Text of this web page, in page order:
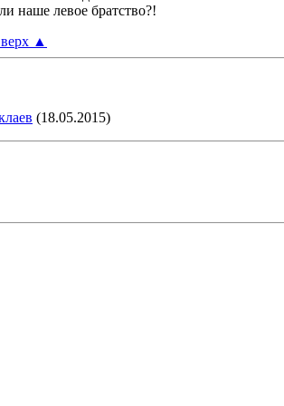
наше левое братство?!
▲
(18.05.2015)